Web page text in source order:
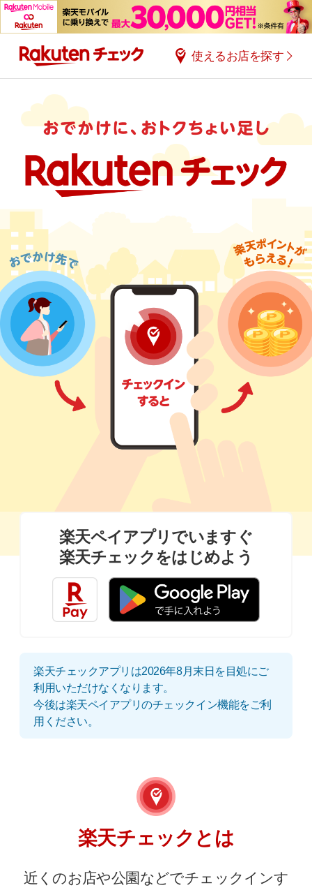
使えるお店を探す
楽天ペイアプリでいますぐ
楽天チェックをはじめよう
楽天チェックアプリは2026年8月末日を目処にご
利用いただけなくなります。
今後は楽天ペイアプリのチェックイン機能をご利
用ください。
楽天チェックとは
近くのお店や公園などでチェックインす